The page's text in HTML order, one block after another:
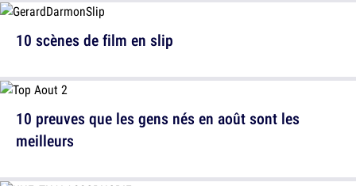
10 preuves que les gens nés en août sont les
meilleurs
10 scènes de film en slip